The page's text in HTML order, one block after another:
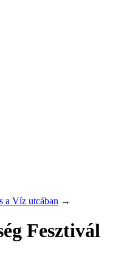
a Víz utcában →
Fesztivál